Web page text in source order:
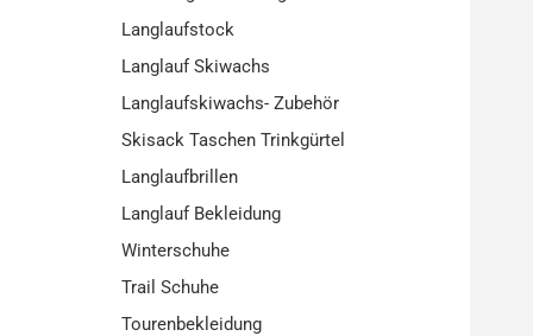
Langlaufstock
Langlauf Skiwachs
Langlaufskiwachs- Zubehör
Skisack Taschen Trinkgürtel
Langlaufbrillen
Langlauf Bekleidung
Winterschuhe
Trail Schuhe
Tourenbekleidung